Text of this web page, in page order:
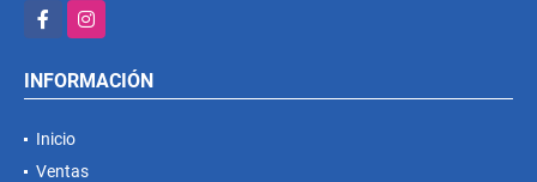
FacebookInstagram
INFORMACIÓN
Inicio
Ventas